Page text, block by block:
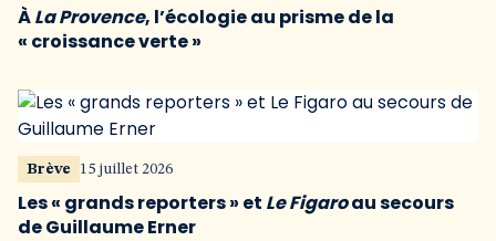
ÀLa Provence, l’écologie au prisme de la
« croissance verte »
Brève 15 juillet 2026
Les « grands reporters » et Le Figaroau secours
de Guillaume Erner